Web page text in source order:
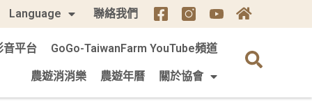
Language 聯絡我們
音平台 GoGo-TaiwanFarm YouTube頻道
農遊消消樂 農遊年曆 關於協會